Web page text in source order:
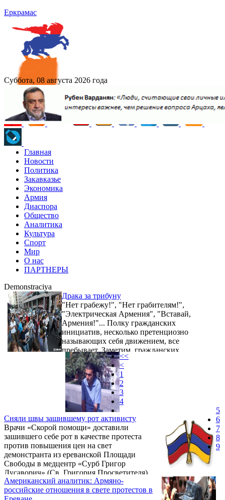
Еркрамас
Суббота, 08 августа 2026 года
Главная
Новости
Политика
Закавказье
Экономика
Армия
Диаспора
Общество
Аналитика
Культура
Спорт
Мир
О нас
ПАРТНЕРЫ
Demonstraciya
Драка за трибуну
"Нет грабежу!", "Нет грабителям!",
"Электрическая Армения", "Вставай,
Армения!"... Полку гражданских
инициатив, несколько претенциозно
называющих себя движением, все
пребывает. Заметим, гражданских
инициатив, но не граждан.
Сняли швы зашившему рот активисту
Врачи «Скорой помощи» доставили
зашившего себе рот в качестве протеста
против повышения цен на свет
демонстранта из ереванской Площади
Свободы в медцентр «Сурб Григор
Лусаворич» (Св. Григория Просветителя)
для снятия швов. «Швы молодому человеку
сняли, и он ушел. Активист чувствует себя
Американский аналитик: Армяно-
российские отношения в свете протестов в
<<
<
1
2
3
4
5
6
7
8
9